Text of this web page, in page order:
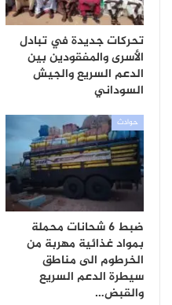
تحركات جديدة في تبادل
الأسرى والمفقودين بين
الدعم السريع والجيش
السوداني
حوادث
ضبط 6 شحانات محملة
بمواد غذائية مهربة من
الخرطوم الى مناطق
سيطرة الدعم السريع
والقبض…